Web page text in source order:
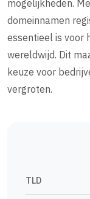
mogelijkheden.
domeinnamen
essentieel is voor
wereldwijd. Dit
keuze voor
vergroten.
TLD